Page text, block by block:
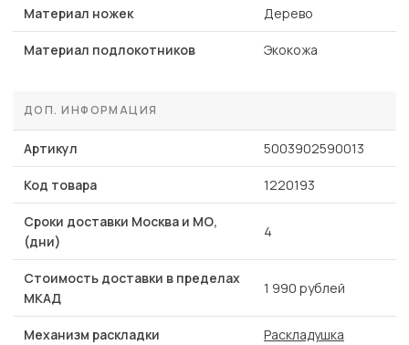
Материал ножек Дерево
Материал подлокотников Экокожа
ДОП. ИНФОРМАЦИЯ
Артикул 5003902590013
Код товара 1220193
Сроки доставки Москва и МО,
(дни)
4
Стоимость доставки в пределах
МКАД
1 990 рублей
Механизм раскладки Раскладушка